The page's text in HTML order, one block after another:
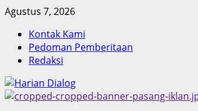
Skip
content
Agustus 7, 2026
Kontak Kami
Pedoman Pemberitaan
Redaksi